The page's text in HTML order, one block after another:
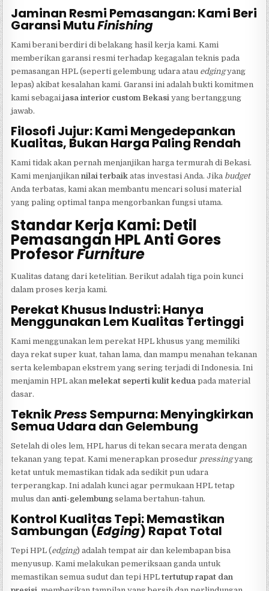
Jaminan Resmi Pemasangan: Kami Beri
Garansi MutuFinishing
Kami berani berdiri di belakang hasil kerja kami. Kami
memberikan garansi resmi terhadap kegagalan teknis pada
pemasangan HPL (seperti gelembung udara atau edgingyang
lepas) akibat kesalahan kami. Garansi ini adalah bukti komitmen
kami sebagaijasa interior custom Bekasi yang bertanggung
jawab.
Filosofi Jujur: Kami Mengedepankan
Kualitas, Bukan Harga Paling Rendah
Kami tidak akan pernah menjanjikan harga termurah di Bekasi.
Kami menjanjikannilai terbaik atas investasi Anda. Jika budget
Anda terbatas, kami akan membantu mencari solusi material
yang paling optimal tanpa mengorbankan fungsi utama.
Standar Kerja Kami: Detil
Pemasangan HPL Anti Gores
ProfesorFurniture
Kualitas datang dari ketelitian. Berikut adalah tiga poin kunci
dalam proses kerja kami.
Perekat Khusus Industri: Hanya
Menggunakan Lem Kualitas Tertinggi
Kami menggunakan lem perekat HPL khusus yang memiliki
daya rekat super kuat, tahan lama, dan mampu menahan tekanan
serta kelembapan ekstrem yang sering terjadi di Indonesia. Ini
menjamin HPL akanmelekat seperti kulit kedua pada material
dasar.
TeknikPressSempurna: Menyingkirkan
Semua Udara dan Gelembung
Setelah di oles lem, HPL harus di tekan secara merata dengan
tekanan yang tepat. Kami menerapkan prosedur pressingyang
ketat untuk memastikan tidak ada sedikit pun udara
terperangkap. Ini adalah kunci agar permukaan HPL tetap
mulus dan anti-gelembung selama bertahun-tahun.
Kontrol Kualitas Tepi: Memastikan
Sambungan (Edging) Rapat Total
Tepi HPL (edging) adalah tempat air dan kelembapan bisa
menyusup. Kami melakukan pemeriksaan ganda untuk
memastikan semua sudut dan tepi HPLtertutup rapat dan